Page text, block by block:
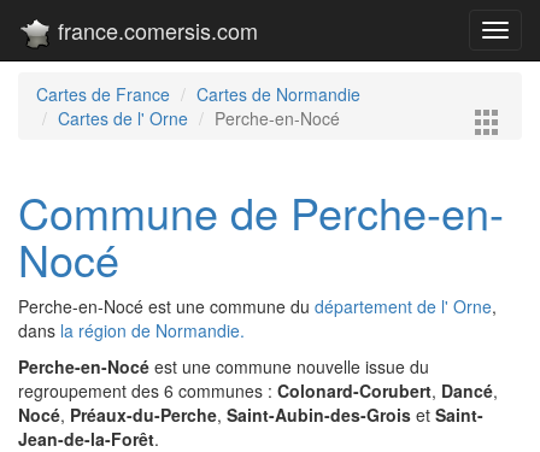
france.comersis.com
Cartes de France
Cartes de Normandie
Cartes de l' Orne
Perche-en-Nocé
Commune de Perche-en-
Nocé
Perche-en-Nocé est une commune du département de l' Orne,
dans la région de Normandie.
Perche-en-Nocé est une commune nouvelle issue du
regroupement des 6 communes : Colonard-Corubert, Dancé,
Nocé, Préaux-du-Perche, Saint-Aubin-des-Grois et Saint-
Jean-de-la-Forêt.